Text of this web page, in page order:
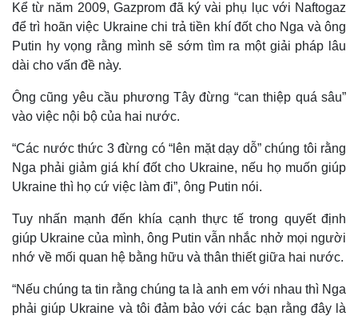
Thế giới
Quan sát
Hồ sơ
Multimedia
Video
E-Magazine
Infographic
Kể từ năm 2009, Gazprom đã ký vài phụ lục với Naftogaz
để trì hoãn việc Ukraine chi trả tiền khí đốt cho Nga và ông
Putin hy vọng rằng mình sẽ sớm tìm ra một giải pháp lâu
dài cho vấn đề này.
Ông cũng yêu cầu phương Tây đừng “can thiệp quá sâu”
vào việc nội bộ của hai nước.
“Các nước thức 3 đừng có “lên mặt dạy dỗ” chúng tôi rằng
Nga phải giảm giá khí đốt cho Ukraine, nếu họ muốn giúp
Ukraine thì họ cứ việc làm đi”, ông Putin nói.
Tuy nhấn mạnh đến khía cạnh thực tế trong quyết định
giúp Ukraine của mình, ông Putin vẫn nhắc nhở mọi người
nhớ về mối quan hệ bằng hữu và thân thiết giữa hai nước.
“Nếu chúng ta tin rằng chúng ta là anh em với nhau thì Nga
phải giúp Ukraine và tôi đảm bảo với các bạn rằng đây là